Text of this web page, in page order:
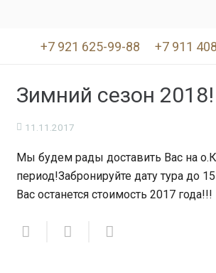
+7 921 625-99-88 +7 911
Зимний сезон 2018!
11.11.2017
Мы будем рады доставить Вас на
период!Забронируйте дату тура до
Вас останется стоимость 2017 года!!!